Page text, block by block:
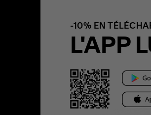
-10% EN
L'APP